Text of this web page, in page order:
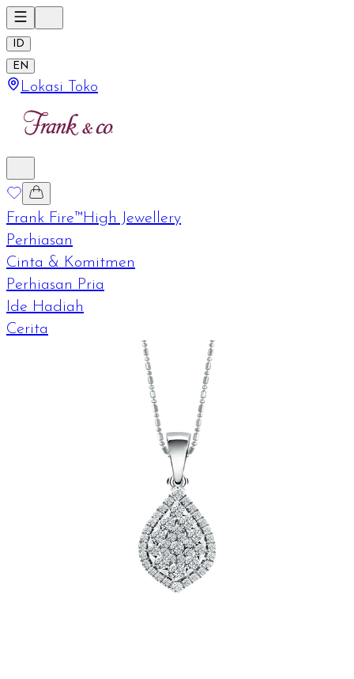
ID
EN
Lokasi Toko
Frank Fire™High Jewellery
Perhiasan
Cinta & Komitmen
Perhiasan Pria
Ide Hadiah
Cerita